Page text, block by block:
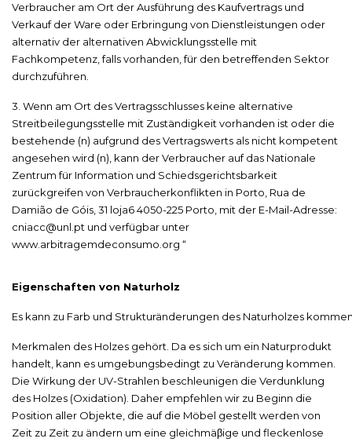
Verbraucher am Ort der Ausführung des Kaufvertrags und
Verkauf der Ware oder Erbringung von Dienstleistungen oder
alternativ der alternativen Abwicklungsstelle mit
Fachkompetenz, falls vorhanden, für den betreffenden Sektor
durchzuführen.
3. Wenn am Ort des Vertragsschlusses keine alternative
Streitbeilegungsstelle mit Zuständigkeit vorhanden ist oder die
bestehende (n) aufgrund des Vertragswerts als nicht kompetent
angesehen wird (n), kann der Verbraucher auf das Nationale
Zentrum für Information und Schiedsgerichtsbarkeit
zurückgreifen von Verbraucherkonflikten in Porto, Rua de
Damião de Góis, 31 loja6 4050-225 Porto, mit der E-Mail-Adresse:
cniacc@unl.pt und verfügbar unter
www.arbitragemdeconsumo.org “
Eigenschaften von Naturholz
Es kann zu Farb und Strukturänderungen des Naturholzes
Merkmalen des Holzes gehört. Da es sich um ein Naturprodukt
handelt, kann es umgebungsbedingt zu Veränderung kommen.
Die Wirkung der UV-Strahlen beschleunigen die Verdunklung
des Holzes (Oxidation). Daher empfehlen wir zu Beginn die
Position aller Objekte, die auf die Möbel gestellt werden von
Zeit zu Zeit zu ändern um eine gleichmäβige und fleckenlose